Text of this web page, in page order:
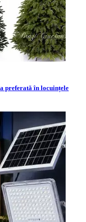
preferată în locuințele